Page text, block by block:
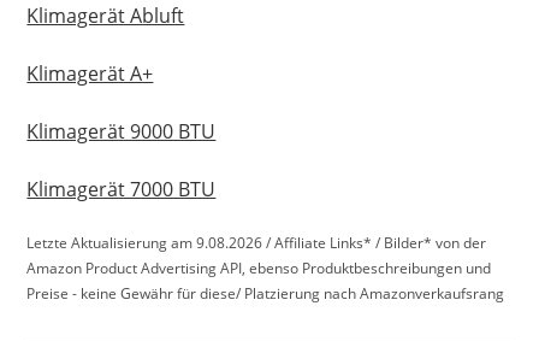
Klimagerät Abluft
Klimagerät A+
Klimagerät 9000 BTU
Klimagerät 7000 BTU
Letzte Aktualisierung am 9.08.2026 / Affiliate Links* / Bilder* von der
Amazon Product Advertising API, ebenso Produktbeschreibungen und
Preise - keine Gewähr für diese/ Platzierung nach Amazonverkaufsrang